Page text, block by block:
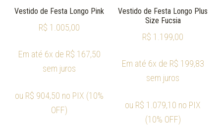
Vestido de Festa Longo Pink
R$ 1.005,00
Em até 6x de R$ 167,50
sem juros
ou R$ 904,50 no PIX (10%
OFF)
Vestido de Festa Longo Plus
Size Fucsia
R$ 1.199,00
Em até 6x de R$ 199,83
sem juros
ou R$ 1.079,10 no PIX
(10% OFF)